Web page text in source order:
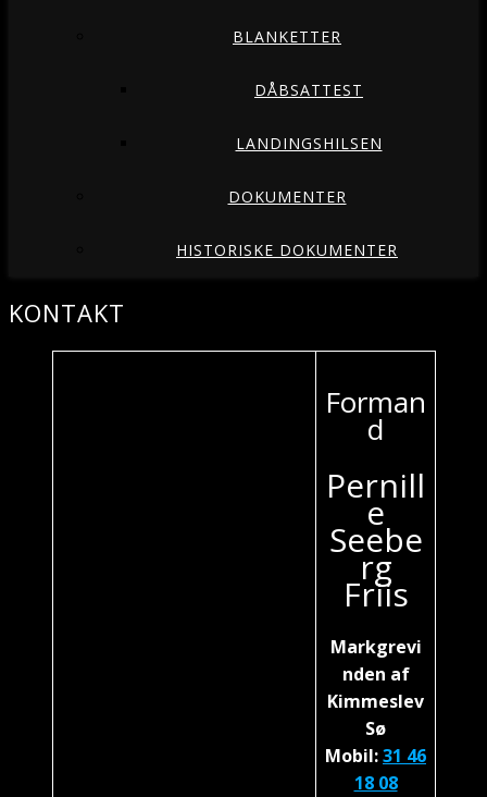
BLANKETTER
DÅBSATTEST
LANDINGSHILSEN
DOKUMENTER
HISTORISKE DOKUMENTER
KONTAKT
Forman
d
Pernill
e
Seebe
rg
Friis
Markgrevi
nden af
Kimmeslev
Sø
Mobil:31 46
18 08